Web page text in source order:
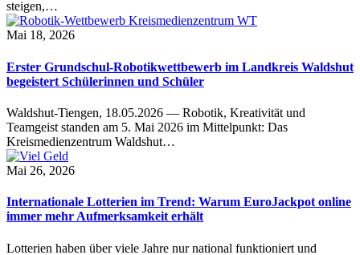
steigen,…
Mai 18, 2026
Erster Grundschul-Robotikwettbewerb im Landkreis Waldshut
begeistert Schülerinnen und Schüler
Waldshut-Tiengen, 18.05.2026 — Robotik, Kreativität und
Teamgeist standen am 5. Mai 2026 im Mittelpunkt: Das
Kreismedienzentrum Waldshut…
Mai 26, 2026
Internationale Lotterien im Trend: Warum EuroJackpot online
immer mehr Aufmerksamkeit erhält
Lotterien haben über viele Jahre nur national funktioniert und